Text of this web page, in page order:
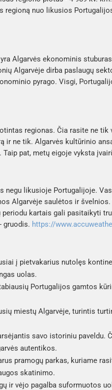
regioną nuo likusios
Algarvės ekonominis
Algarvėje dirba paslaugų
pyrago. Visgi,
regionas. Čia rasite ne
ir ne tik. Algarvės kultūrinio
Taip pat, metų eigoje vyksta
negu likusioje Portugalijoje.
Algarvėje saulėtos ir
periodu kartais gali pasitaikyti
gruodis. https://
į pietvakarius nutolęs
uolas.
Portugalijos gamtos
miestų Algarvėje, turintis
savo istoriniu paveldu.
autentikos.
pramogų parkas, kuriame
skatinimo.
ir vėjo pagalba suformuotos